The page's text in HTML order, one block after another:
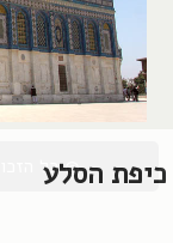
כיפת הסלע
© כל הזכויות